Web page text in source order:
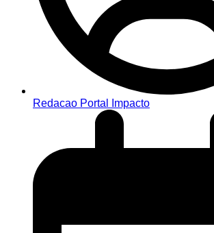
Redacao Portal Impacto